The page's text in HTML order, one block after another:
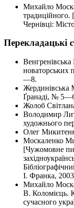
Михайло
Чернівці:
Перекладацькі
Венгренівська
новаторських
—8.
Жердинівська
Ґранаді, №
Жолоб
Володимир
художнього
Олег
Москаленко
[Чужомовне
І. Франка,
Михайло
В. Коломієць.
сучасного